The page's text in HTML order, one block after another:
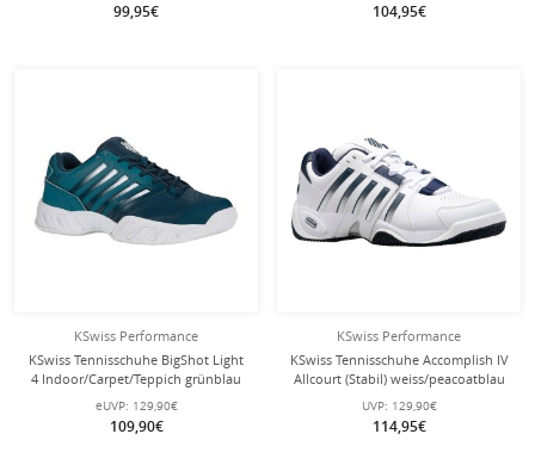
99,95€ 104,95€
KSwiss Performance
KSwiss Tennisschuhe BigShot Light
4 Indoor/Carpet/Teppich grünblau
Herren
eUVP: 129,90€
109,90€
KSwiss Performance
KSwiss Tennisschuhe Accomplish IV
Allcourt (Stabil) weiss/peacoatblau
Herren
UVP: 129,90€
114,95€